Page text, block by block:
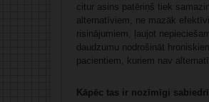
citur asins patēriņš tiek
alternatīviem, ne mazāk
risinājumiem, ļaujot
daudzumu nodrošināt
pacientiem, kuriem nav
Kāpēc tas ir nozīmīgi